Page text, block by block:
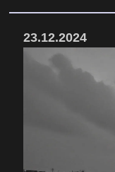
23.12.2024